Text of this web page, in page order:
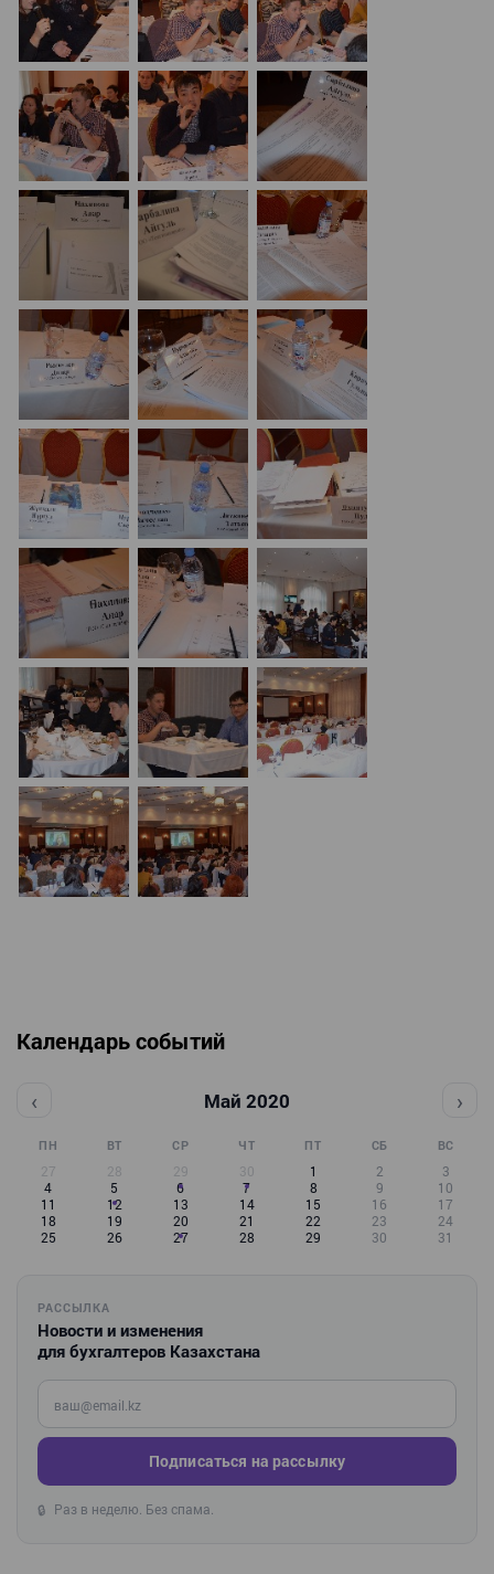
Календарь событий
‹ Май 2020 ›
ПН ВТ СР ЧТ ПТ СБ ВС
27 28 29 30 1 2
3
4
5 6 7 8 9
10
11
12 13 14 15 16
17
18
19 20 21 22 23
24
25
26 27 28 29 30 31
РАССЫЛКА
Новости и изменения
для бухгалтеров Казахстана
Введите ваш e-mail
Подписаться на рассылку
🔒 Раз в неделю. Без спама.